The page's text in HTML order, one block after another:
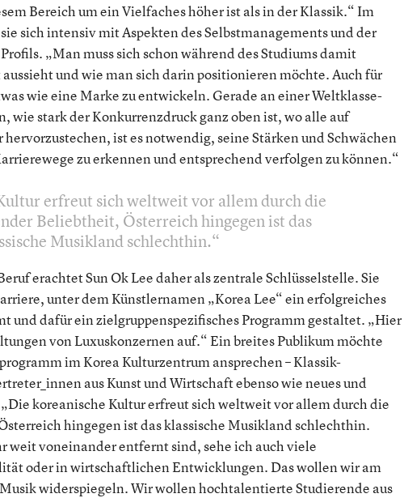
Bereich um ein Vielfaches höher ist als in der Klassik.“ Im
sich intensiv mit Aspekten des Selbstmanagements und der
„Man muss sich schon während des Studiums damit
und wie man sich darin positionieren möchte. Auch für
wie eine Marke zu entwickeln. Gerade an einer Weltklasse-
wie stark der Konkurrenzdruck ganz oben ist, wo alle auf
ist es notwendig, seine Stärken und Schwächen
zu erkennen und entsprechend verfolgen zu können.“
erfreut sich weltweit vor allem durch die
Beliebtheit, Österreich hingegen ist das
Musikland schlechthin.
erachtet Sun Ok Lee daher als zentrale Schlüsselstelle. Sie
unter dem Künstlernamen „Korea Lee“ ein erfolgreiches
und dafür ein zielgruppenspezifisches Programm gestaltet. „Hier
von Luxuskonzernen auf.“ Ein breites Publikum möchte
im Korea Kulturzentrum ansprechen – Klassik-
aus Kunst und Wirtschaft ebenso wie neues und
koreanische Kultur erfreut sich weltweit vor allem durch die
hingegen ist das klassische Musikland schlechthin.
weit voneinander entfernt sind, sehe ich auch viele
oder in wirtschaftlichen Entwicklungen. Das wollen wir am
widerspiegeln. Wir wollen hochtalentierte Studierende aus